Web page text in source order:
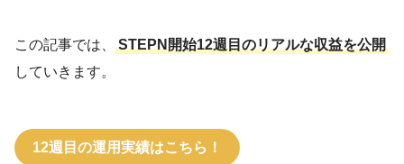
この記事では、
STEPN開始12週目のリアルな収益を公開
していきます。
12週目の運用実績はこちら！